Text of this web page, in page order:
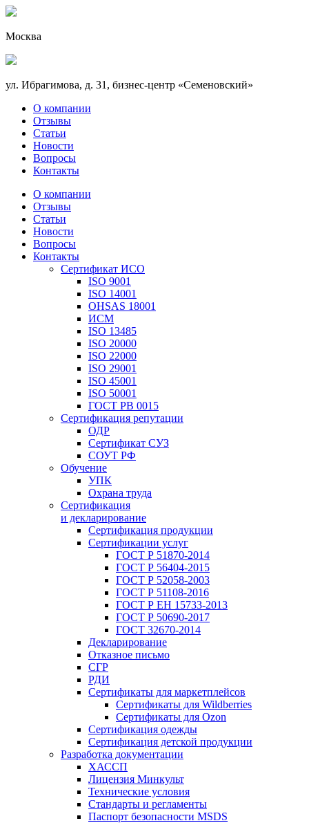
Москва
ул. Ибрагимова, д. 31, бизнес-центр «Семеновский»
О компании
Отзывы
Статьи
Новости
Вопросы
Контакты
О компании
Отзывы
Статьи
Новости
Вопросы
Контакты
Сертификат ИСО
ISO 9001
ISO 14001
OHSAS 18001
ИСМ
ISO 13485
ISO 20000
ISO 22000
ISO 29001
ISO 45001
ISO 50001
ГОСТ РВ 0015
Сертификация репутации
ОДР
Сертификат СУЗ
СОУТ РФ
Обучение
УПК
Охрана труда
Сертификация
и декларирование
Сертификация продукции
Сертификации услуг
ГОСТ Р 51870-2014
ГОСТ Р 56404-2015
ГОСТ Р 52058-2003
ГОСТ Р 51108-2016
ГОСТ Р ЕН 15733-2013
ГОСТ Р 50690-2017
ГОСТ 32670-2014
Декларирование
Отказное письмо
СГР
РДИ
Сертификаты для маркетплейсов
Сертификаты для Wildberries
Сертификаты для Ozon
Сертификация одежды
Сертификация детской продукции
Разработка документации
ХАССП
Лицензия Минкульт
Технические условия
Стандарты и регламенты
Паспорт безопасности MSDS